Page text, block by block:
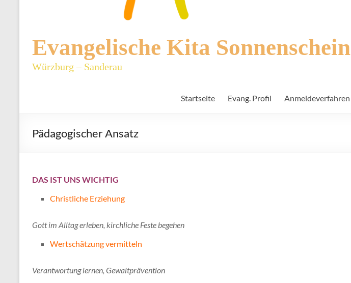
Evangelische Kita Sonnenschein
Würzburg – Sanderau
Startseite Evang. Profil Anmeldeverfahren
Pädagogischer Ansatz
DAS IST UNS WICHTIG
Christliche Erziehung
Gott im Alltag erleben, kirchliche Feste begehen
Wertschätzung vermitteln
Verantwortung lernen, Gewaltprävention